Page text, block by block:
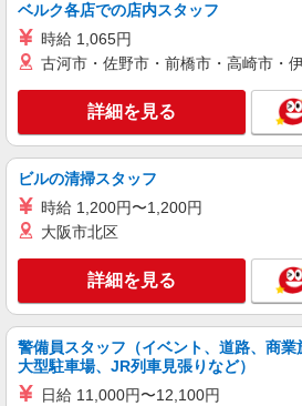
京都市東山区｜最寄
キープ
株式会社ブレイブ（マイナビグループ）/
介護スタッフ ◆デイ
高齢者向け住宅、グ
務先から選べます。
未経験：時給1400
る） 経験者：時給
る） ◎月収例 時給1800円×1日8時間×22日（週5
日）＝31万6800円 ◆昇給あり ◆支払い方法 ※日
払い/週払い/月払い対
時にご相談ください
京都府京都市東山区 【最寄駅】 ◆各線「東
寺駅」 ◆京都市営地下
本線「清水五条駅」 ★その他、近隣に多数勤務地
あります！
キープ
ベルク各店での店内スタッフ
時給 1,065円
古河市・佐野市・前橋市・高崎市・
詳細を見る
ビルの清掃スタッフ
時給 1,200円〜1,200円
大阪市北区
詳細を見る
警備員スタッフ（イベント、道路、商業
大型駐車場、JR列車見張りなど）
日給 11,000円〜12,100円